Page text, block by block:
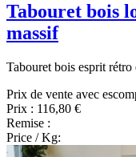
Tabouret bois
massif
Tabouret bois esprit rétro
Prix de vente avec
Prix : 116,80 €
Remise :
Price / Kg: